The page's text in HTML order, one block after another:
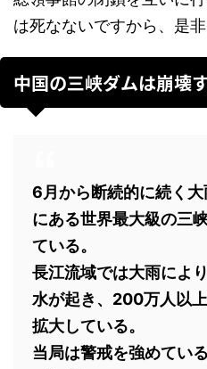
は死なないですから、是
中国の三峡ダムは崩壊
6月から断続的に続く
にある世界最大級の三
ている。
長江流域では大雨によ
水が起き、200万人以
拡大している。
当局は警戒を強めている